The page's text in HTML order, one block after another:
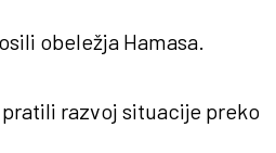
obeležja Hamasa.
razvoj situacije preko